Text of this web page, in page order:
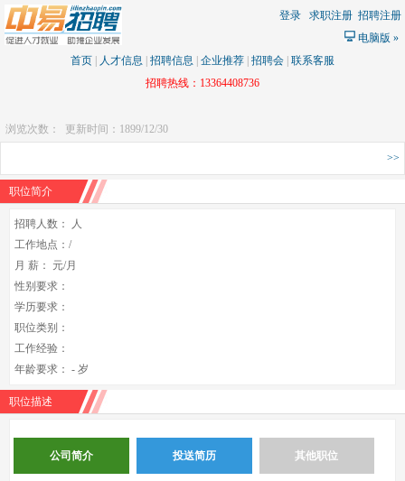
登录 求职注册 招聘注册
电脑版 »
首页
人才信息 招聘信息 企业推荐 招聘会 联系客服
招聘热线：13364408736
浏览次数： 更新时间：1899/12/30
>>
职位简介
招聘人数： 人
工作地点：/
月 薪： 元/月
性别要求：
学历要求：
职位类别：
工作经验：
年龄要求： - 岁
职位描述
公司简介 投送简历 其他职位